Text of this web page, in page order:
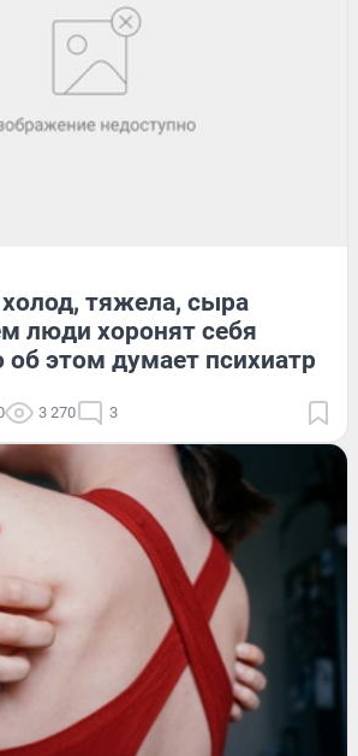
тяжела, сыра
люди хоронят себя
об этом думает психиатр
3 270 3